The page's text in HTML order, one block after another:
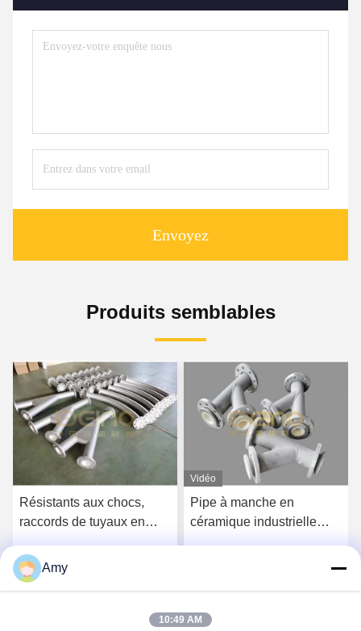
Envoyez
Produits semblables
Résistants aux chocs,
raccords de tuyaux en
enduite Épaisseur 10 mm
Parlez Maintenant.
Vidéo
Pipe à manche en
céramique industrielle
Amy
10:49 AM